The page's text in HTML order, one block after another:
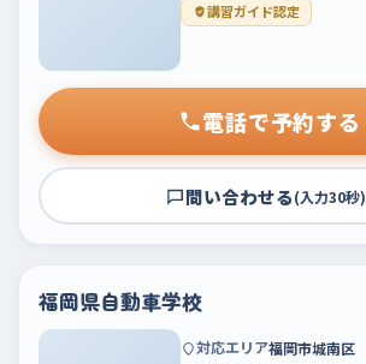
講習ガイド認定
電話で予約する
問い合わせる(入力30秒)
福岡県自動車学校
対応エリア福岡市城南区